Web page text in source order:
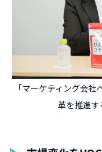
「マーケティング会
革を推進